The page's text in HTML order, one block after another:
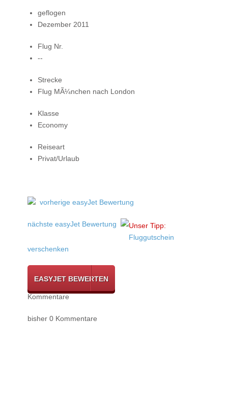
geflogen
Dezember 2011
Flug Nr.
--
Strecke
Flug MÃ¼nchen nach London
Klasse
Economy
Reiseart
Privat/Urlaub
vorherige easyJet Bewertung
nächste easyJet Bewertung
Unser Tipp:
Fluggutschein
verschenken
EASYJET BEWERTEN
Kommentare
bisher 0 Kommentare